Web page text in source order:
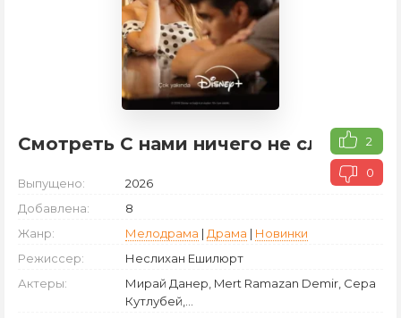
Смотреть С нами ничего не случится
2
0
Выпущено:
2026
Добавлена:
8
Жанр:
Мелодрама | Драма | Новинки
Режиссер:
Неслихан Ешилюрт
Актеры:
Мирай Данер, Mert Ramazan Demir, Сера
Кутлубей,...